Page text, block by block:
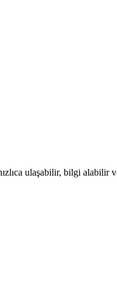
ulaşabilir, bilgi alabilir